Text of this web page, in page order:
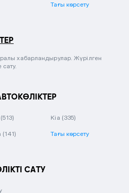
Тағы көрсету
хабарландырулар. Жүрілген
сату.
(513) Kia (335)
(141) Тағы көрсету
САТУ